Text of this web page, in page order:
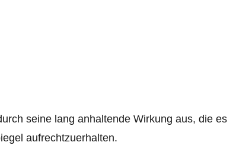
seine lang anhaltende Wirkung aus, die es
aufrechtzuerhalten.